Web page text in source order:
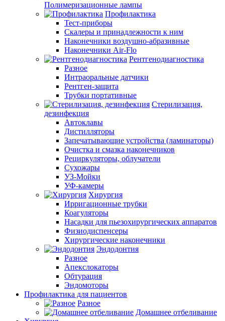
Полимеризационные лампы
Профилактика
Тест-приборы
Скалеры и принадлежности к ним
Наконечники воздушно-абразивные
Наконечники Air-Flo
Рентгенодиагностика
Разное
Интраоральные датчики
Рентген-защита
Трубки портативные
Стерилизация,
дезинфекция
Автоклавы
Дистилляторы
Запечатывающие устройства (ламинаторы)
Очистка и смазка наконечников
Рециркуляторы, облучатели
Сухожары
УЗ-Мойки
УФ-камеры
Хирургия
Ирригационные трубки
Коагуляторы
Насадки для пьезохирургических аппаратов
Физиодиспенсеры
Хирургические наконечники
Эндодонтия
Разное
Апекслокаторы
Обтурация
Эндомоторы
Профилактика для пациентов
Разное
Домашнее отбеливание